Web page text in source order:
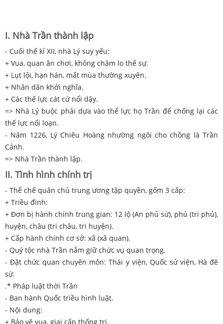
I. Nhà Trần thành lập
- Cuối thế kỉ XII, nhà Lý suy yếu:
+ Vua, quan ăn chơi, không chăm lo thế sự.
+ Lụt lội, hạn hán, mất mùa thường xuyên.
+ Nhân dân khởi nghĩa.
+ Các thế lực cát cứ nổi dậy.
=> Nhà Lý buộc phải dựa vào thế lực họ Trần để chống lại các
thế lực nổi loạn.
- Năm 1226, Lý Chiêu Hoàng nhường ngôi cho chồng là Trần
Cảnh.
=> Nhà Trần thành lập.
II. Tình hình chính trị
- Thể chế quân chủ trung ương tập quyền, gốm 3 cấp:
+ Triều đình:
+ Đơn bị hành chính trung gian: 12 lộ (An phủ sứ), phủ (tri phủ),
huyện, châu (tri châu, tri huyện).
+ Cấp hành chính cơ sở: xã (xã quan).
- Quý tộc nhà Trần nắm giữ chức vụ quan trọng.
- Đặt chức quan chuyên môn: Thái y viện, Quốc sử viện, Hà đê
sứ.
.* Pháp luật thời Trần
- Ban hành Quốc triều hình luật.
- Nội dung:
+ Bảo vệ vua, giai cấp thống trị.